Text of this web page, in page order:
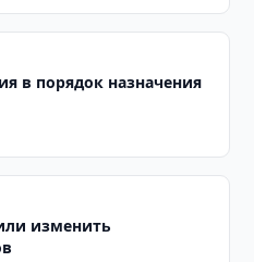
в порядок назначения
изменить